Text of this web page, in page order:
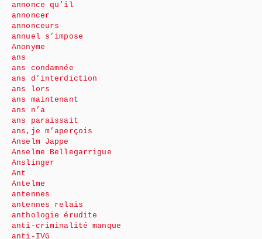
annonce qu’il
annoncer
annonceurs
annuel s’impose
Anonyme
ans
ans condamnée
ans d’interdiction
ans lors
ans maintenant
ans n’a
ans paraissait
ans,je m’aperçois
Anselm Jappe
Anselme Bellegarrigue
Anslinger
Ant
Antelme
antennes
antennes relais
anthologie érudite
anti-criminalité manque
anti-IVG